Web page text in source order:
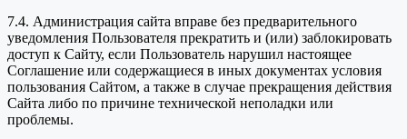
7.4. Администрация сайта вправе без предварительного
уведомления Пользователя прекратить и (или) заблокировать
доступ к Сайту, если Пользователь нарушил настоящее
Соглашение или содержащиеся в иных документах условия
пользования Сайтом, а также в случае прекращения действия
Сайта либо по причине технической неполадки или
проблемы.